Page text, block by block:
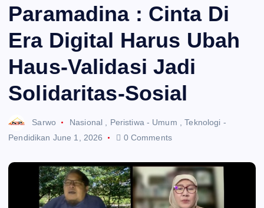
Paramadina : Cinta Di
Era Digital Harus Ubah
Haus-Validasi Jadi
Solidaritas-Sosial
Sarwo Nasional Peristiwa - Umum ,Teknologi -
Pendidikan June 1, 2026 0 Comments